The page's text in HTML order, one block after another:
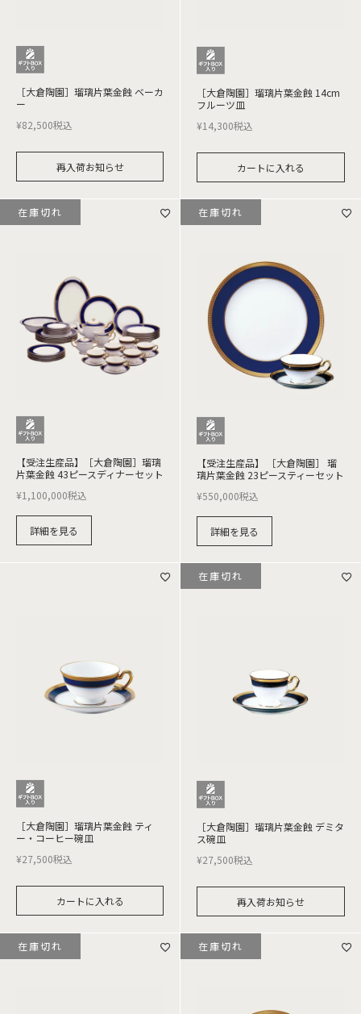
［大倉陶園］瑠璃片葉金蝕 ベーカ
ー
¥82,500税込
再入荷お知らせ
［大倉陶園］瑠璃片葉金蝕 14cm
フルーツ皿
¥14,300税込
カートに入れる
【受注生産品】［大倉陶園］瑠璃
片葉金蝕 43ピースディナーセット
¥1,100,000税込
詳細を見る
在庫切れ
【受注生産品】 ［大倉陶園］ 瑠
璃片葉金蝕 23ピースティーセット
¥550,000税込
詳細を見る
在庫切れ
［大倉陶園］瑠璃片葉金蝕 ティ
ー・コーヒー碗皿
¥27,500税込
カートに入れる
［大倉陶園］瑠璃片葉金蝕 デミタ
ス碗皿
¥27,500税込
再入荷お知らせ
在庫切れ
在庫切れ 在庫切れ